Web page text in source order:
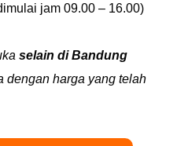
jam 09.00 – 16.00)
selain di Bandung
dengan harga yang telah